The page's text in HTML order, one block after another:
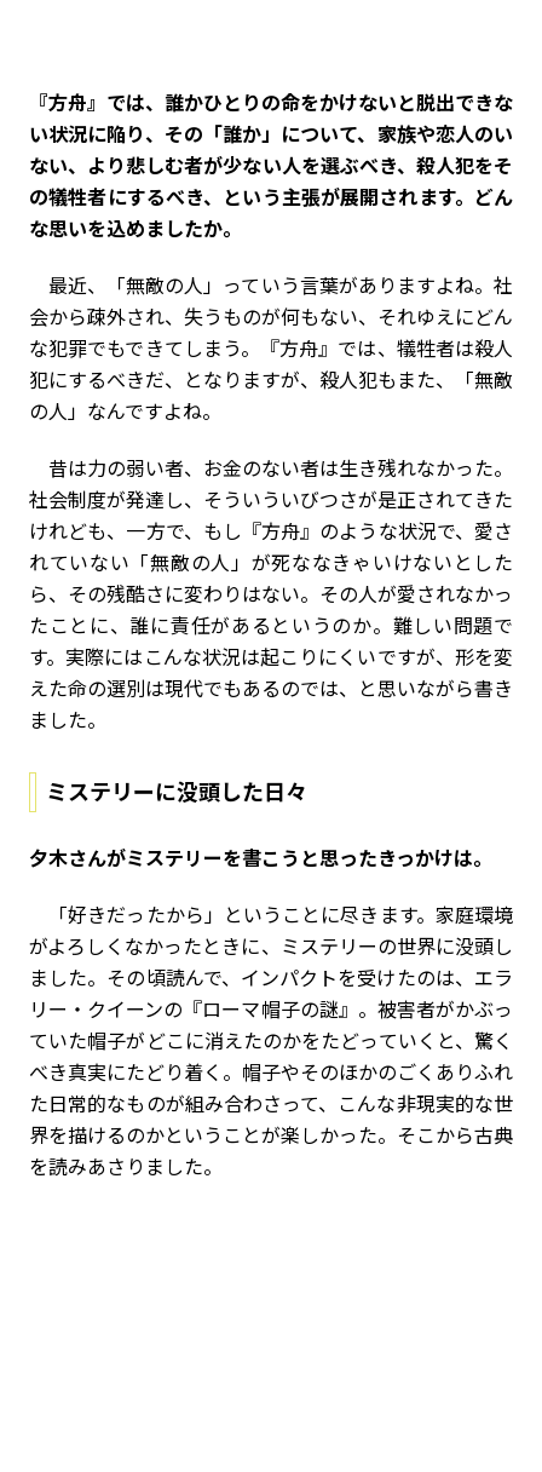
――『方舟』では、誰かひとりの命をかけないと脱出できな
い状況に陥り、その「誰か」について、家族や恋人のい
ない、より悲しむ者が少ない人を選ぶべき、殺人犯をそ
の犠牲者にするべき、という主張が展開されます。どん
な思いを込めましたか。
最近、「無敵の人」っていう言葉がありますよね。社
会から疎外され、失うものが何もない、それゆえにどん
な犯罪でもできてしまう。『方舟』では、犠牲者は殺人
犯にするべきだ、となりますが、殺人犯もまた、「無敵
の人」なんですよね。
昔は力の弱い者、お金のない者は生き残れなかった。
社会制度が発達し、そういういびつさが是正されてきた
けれども、一方で、もし『方舟』のような状況で、愛さ
れていない「無敵の人」が死ななきゃいけないとした
ら、その残酷さに変わりはない。その人が愛されなかっ
たことに、誰に責任があるというのか。難しい問題で
す。実際にはこんな状況は起こりにくいですが、形を変
えた命の選別は現代でもあるのでは、と思いながら書き
ました。
ミステリーに没頭した日々
――夕木さんがミステリーを書こうと思ったきっかけは。
「好きだったから」ということに尽きます。家庭環境
がよろしくなかったときに、ミステリーの世界に没頭し
ました。その頃読んで、インパクトを受けたのは、エラ
リー・クイーンの『ローマ帽子の謎』。被害者がかぶっ
ていた帽子がどこに消えたのかをたどっていくと、驚く
べき真実にたどり着く。帽子やそのほかのごくありふれ
た日常的なものが組み合わさって、こんな非現実的な世
界を描けるのかということが楽しかった。そこから古典
を読みあさりました。